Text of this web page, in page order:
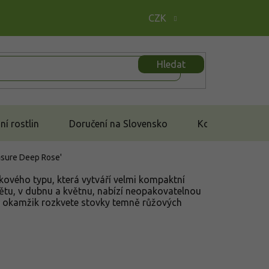
CZK
Hledat
rostlin Doručení na Slovensko Kontakt
Deep Rose'
typu, která vytváří velmi kompaktní
v dubnu a květnu, nabízí neopakovatelnou
rozkvete stovky temně růžových